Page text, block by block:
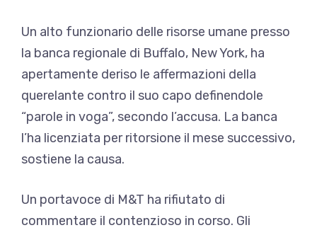
Un alto funzionario delle risorse umane presso
la banca regionale di Buffalo, New York, ha
apertamente deriso le affermazioni della
querelante contro il suo capo definendole
“parole in voga”, secondo l’accusa. La banca
l’ha licenziata per ritorsione il mese successivo,
sostiene la causa.
Un portavoce di M&T ha rifiutato di
commentare il contenzioso in corso. Gli